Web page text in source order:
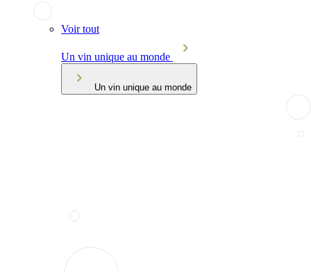
Voir tout
Un vin unique au monde
Un vin unique au monde